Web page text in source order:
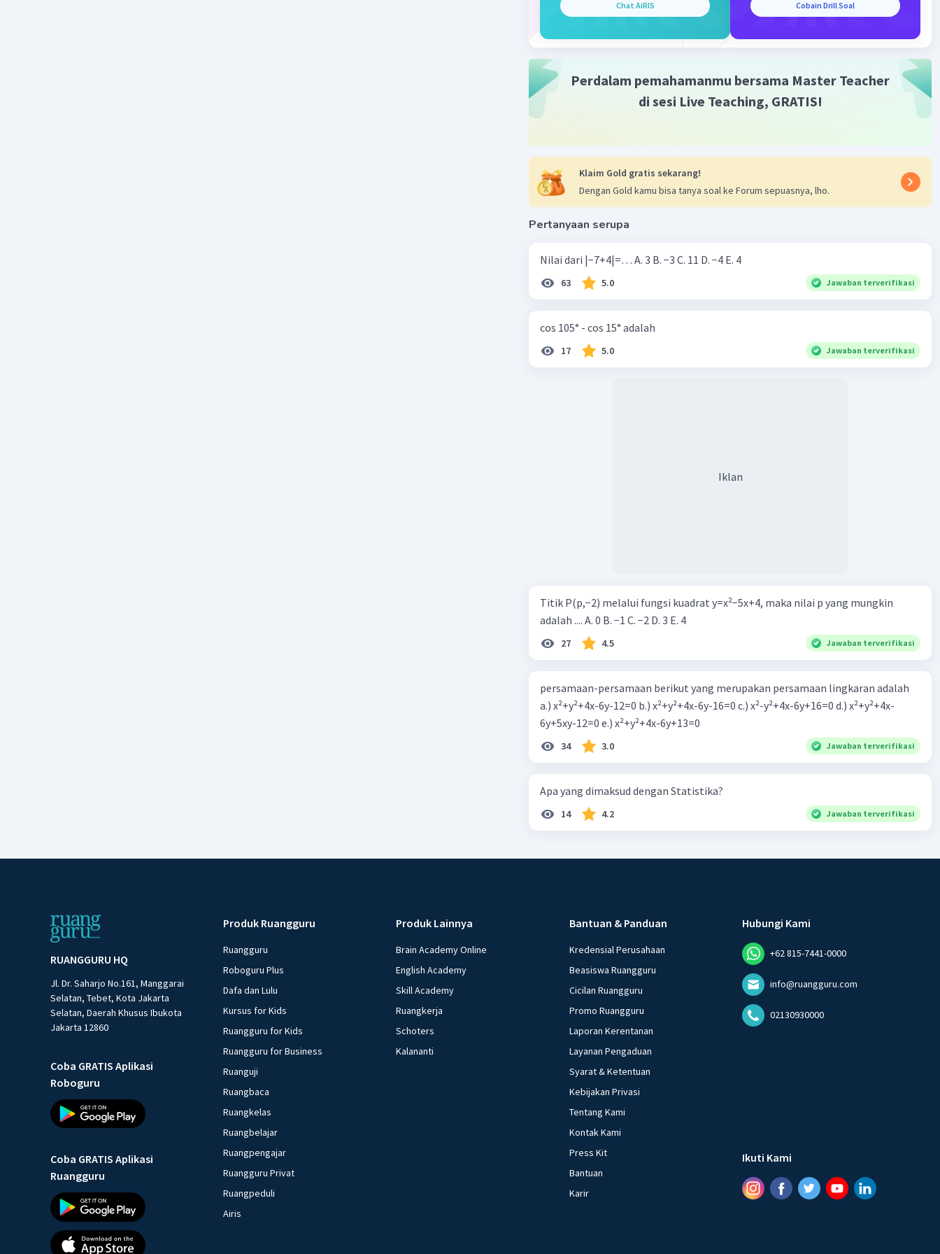
Iklan
Chat AiRIS Cobain Drill Soal
Perdalam pemahamanmu bersama Master Teacher
di sesi Live Teaching, GRATIS!
Klaim Gold gratis sekarang!
Dengan Gold kamu bisa tanya soal ke Forum sepuasnya, lho.
Pertanyaan serupa
Nilai dari |−7+4|=… A. 3 B. −3 C. 11 D. −4 E. 4
63 5.0 Jawaban terverifikasi
cos 105° - cos 15° adalah
17 5.0 Jawaban terverifikasi
Iklan
Titik P(p,−2) melalui fungsi kuadrat y=x²−5x+4, maka nilai p yang mungkin
adalah .... A. 0 B. −1 C. −2 D. 3 E. 4
27 4.5 Jawaban terverifikasi
persamaan-persamaan berikut yang merupakan persamaan lingkaran adalah
a.) x²+y²+4x-6y-12=0 b.) x²+y²+4x-6y-16=0 c.) x²-y²+4x-6y+16=0 d.) x²+y²+4x-
6y+5xy-12=0 e.) x²+y²+4x-6y+13=0
34 3.0 Jawaban terverifikasi
Apa yang dimaksud dengan Statistika?
14 4.2 Jawaban terverifikasi
RUANGGURU HQ
Jl. Dr. Saharjo No.161, Manggarai
Selatan, Tebet, Kota Jakarta
Selatan, Daerah Khusus Ibukota
Jakarta 12860
Coba GRATIS Aplikasi
Roboguru
Coba GRATIS Aplikasi
Ruangguru
Produk Ruangguru
Ruangguru
Roboguru Plus
Dafa dan Lulu
Kursus for Kids
Ruangguru for Kids
Ruangguru for Business
Ruanguji
Ruangbaca
Ruangkelas
Ruangbelajar
Ruangpengajar
Ruangguru Privat
Ruangpeduli
Airis
Produk Lainnya
Brain Academy Online
English Academy
Skill Academy
Ruangkerja
Schoters
Kalananti
Bantuan & Panduan
Kredensial Perusahaan
Beasiswa Ruangguru
Cicilan Ruangguru
Promo Ruangguru
Laporan Kerentanan
Layanan Pengaduan
Syarat & Ketentuan
Kebijakan Privasi
Tentang Kami
Kontak Kami
Press Kit
Bantuan
Karir
Hubungi Kami
+62 815-7441-0000
info@ruangguru.com
02130930000
Ikuti Kami